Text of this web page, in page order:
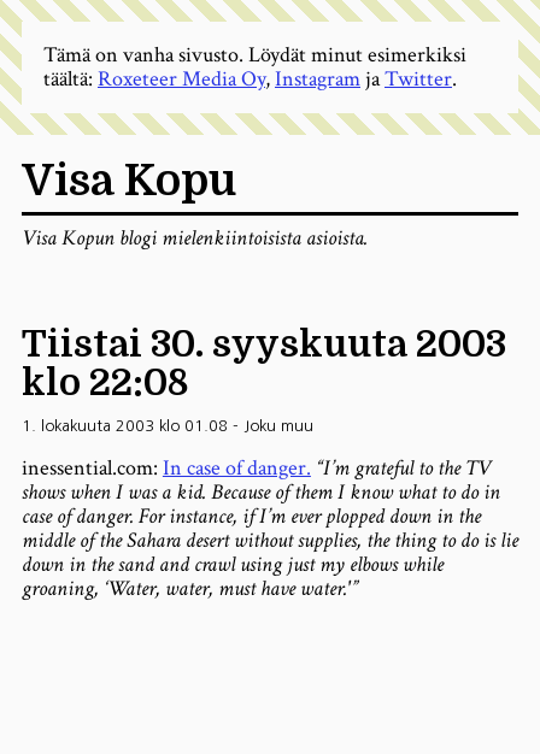
Visa Kopu
Visa Kopun blogi mielenkiintoisista asioista.
Tiistai 30. syyskuuta 2003
klo 22:08
1. lokakuuta 2003 klo 01.08 - Joku muu
inessential.com: In case of danger. “I’m grateful to the TV
shows when I was a kid. Because of them I know what to do in
case of danger. For instance, if I’m ever plopped down in the
middle of the Sahara desert without supplies, the thing to do is lie
down in the sand and crawl using just my elbows while
groaning, ‘Water, water, must have water.'”
Tämä on vanha sivusto. Löydät minut esimerkiksi
täältä: Roxeteer Media Oy,InstagramjaTwitter.